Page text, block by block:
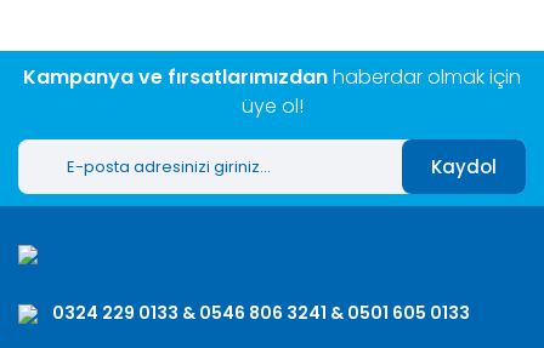
Kampanya ve fırsatlarımızdanhaberdar olmak için
üye ol!
Kaydol
0324 229 0133 & 0546 806 3241 & 0501 605 0133